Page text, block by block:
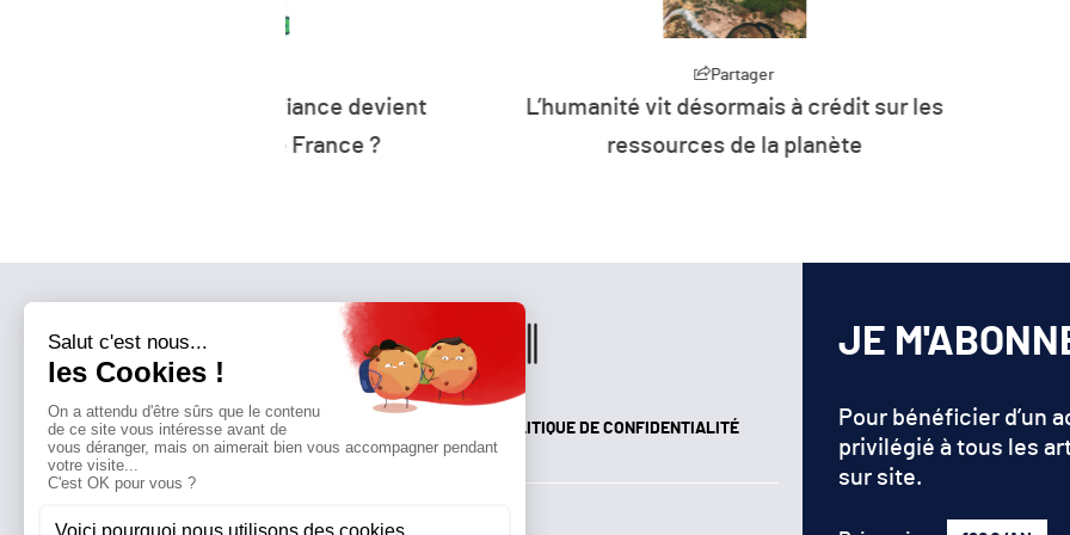
L’humanité vit désormais à crédit sur les
ressources de la planète
Plus de 26 % de
d’énergie de
QUI SOMMES-NOUS?MENTIONS LÉGALES POLITIQUE DE CONFIDENTIALITÉ
JE
Pour bénéficier d’un
privilégié à tous les
sur site.